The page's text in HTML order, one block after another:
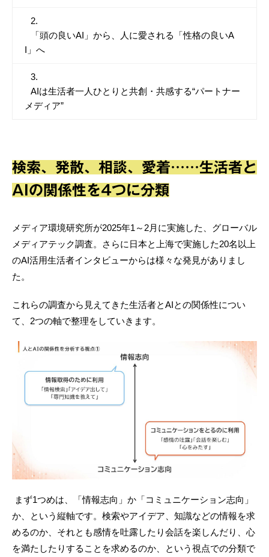
「頭の良いAI」から、人に愛される「性格の良いA
I」へ
AIは生活者一人ひとりと共創・共感する“パートナー
メディア”
検索、発散、相談、愛着……生活者と
AIの関係性を4つに分類
メディア環境研究所が2025年1～2月に実施した、グローバル
メディアテック調査。さらに日本と上海で実施した20名以上
のAI活用生活者インタビューからは様々な発見がありまし
た。
これらの調査から見えてきた生活者とAIとの関係性につい
て、2つの軸で整理をしていきます。
まず1つめは、「情報志向」か「コミュニケーション志向」
か、という縦軸です。検索やアイデア、知識などの情報を求
めるのか、それとも感情を吐露したり会話を楽しんだり、心
を満たしたりすることを求めるのか、という視点での分類で